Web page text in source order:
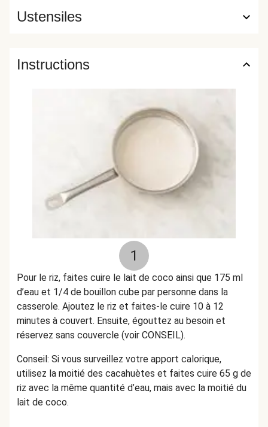
Ustensiles
Instructions
1
Pour le riz, faites cuire le lait de coco ainsi que 175 ml
d’eau et 1/4 de bouillon cube par personne dans la
casserole. Ajoutez le riz et faites-le cuire 10 à 12
minutes à couvert. Ensuite, égouttez au besoin et
réservez sans couvercle (voir CONSEIL).
Conseil: Si vous surveillez votre apport calorique,
utilisez la moitié des cacahuètes et faites cuire 65 g de
riz avec la même quantité d’eau, mais avec la moitié du
lait de coco.